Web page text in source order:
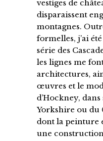
vestiges de
disparaissent
montagnes.
formelles, j’ai
série des
les lignes me
architectures,
œuvres et le
d’Hockney, dans
Yorkshire ou du
dont la peinture
une